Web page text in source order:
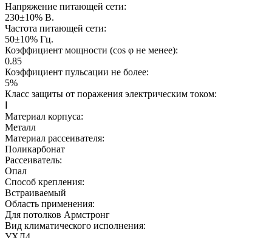
Напряжение питающей сети:
230±10% В.
Частота питающей сети:
50±10% Гц.
Коэффициент мощности (cos φ не менее):
0.85
Коэффициент пульсации не более:
5%
Класс защиты от поражения электрическим током:
Материал корпуса:
Металл
Материал рассеивателя:
Поликарбонат
Рассеиватель:
Опал
Способ крепления:
Встраиваемый
Область применения:
Для потолков Армстронг
Вид климатического исполнения: